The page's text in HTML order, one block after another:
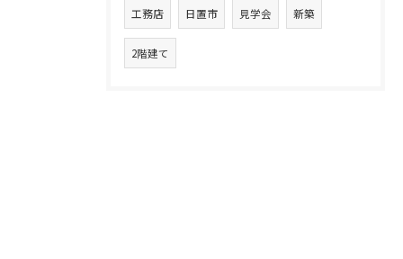
工務店 日置市 見学会 新築
2階建て